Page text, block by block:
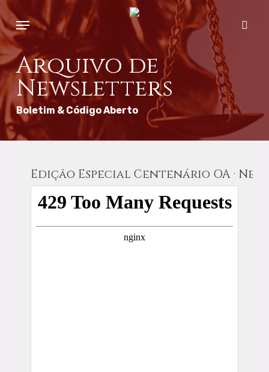
Skip
to
main
content
Menu
Arquivo de
Newsletters
Boletim & Código Aberto
Edição Especial Centenário OA ·